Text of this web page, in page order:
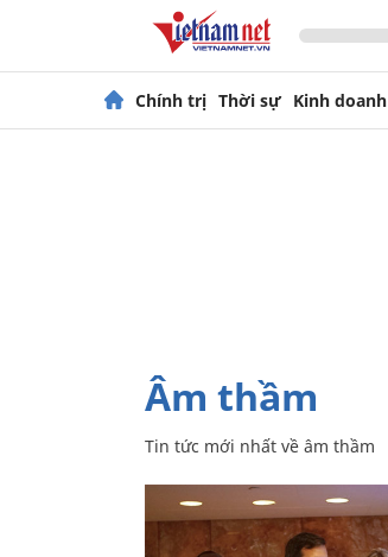
Chính trị Thời sự Kinh doanh
âm thầm
Tin tức mới nhất về âm thầm